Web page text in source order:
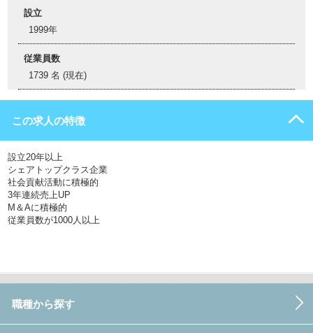
設立
1999年
従業員数
1739 名 (現在)
この求人の特徴
設立20年以上
シェアトップクラス企業
社会貢献活動に積極的
3年連続売上UP
M＆Aに積極的
従業員数が1000人以上
職種から探す